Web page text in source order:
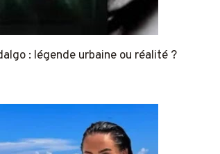
: légende urbaine ou réalité ?